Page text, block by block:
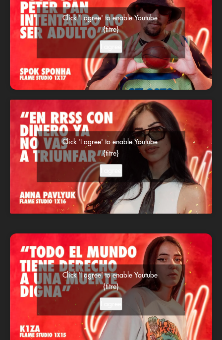
Click 'I agree' to enable Youtube
{titre}
Click 'I agree' to enable Youtube
{titre}
Click 'I agree' to enable Youtube
{titre}